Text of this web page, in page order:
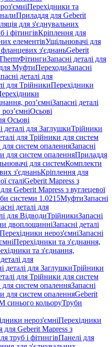
Перехідники та
Приладдя для Geberit
для з'єднувальних
і фітингівКріплення для
елементівУщільнювачі для
з'єднаньGeberit
ФітингиЗапасні деталі для
для МуфтиПереходиЗапасні
деталі для
для ТрійникиПерехідники
роз’ємніЗапасні деталі
Осьові
Осьові
деталі для ЗаглушкиТрійники
для Трійники для систем
для систем опаленняЗапасні
для систем опаленняПриладдя
для системКомплекти
з'єднаньКріплення для
сталіGeberit Mapress з
Geberit Mapress з вуглецевої
системи 1.0215МуфтиЗапасні
деталі для
для ВідводиТрійникиЗапасні
двоплощинніЗапасні деталі
Перехідники нероз'ємніЗапасні
Перехідники та з'єднання,
та з'єднання,
для
деталі для ЗаглушкиТрійники
для Трійники для систем
для систем опаленняЗапасні
для систем опаленняGeberit
синього кольоруТруби
нероз'ємніПерехідники
для Geberit Mapress з
труб і фітингівПанелі для